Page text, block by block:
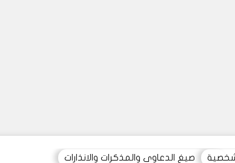
شخصية صيغ الدعاوى والمذكرات والانذارات